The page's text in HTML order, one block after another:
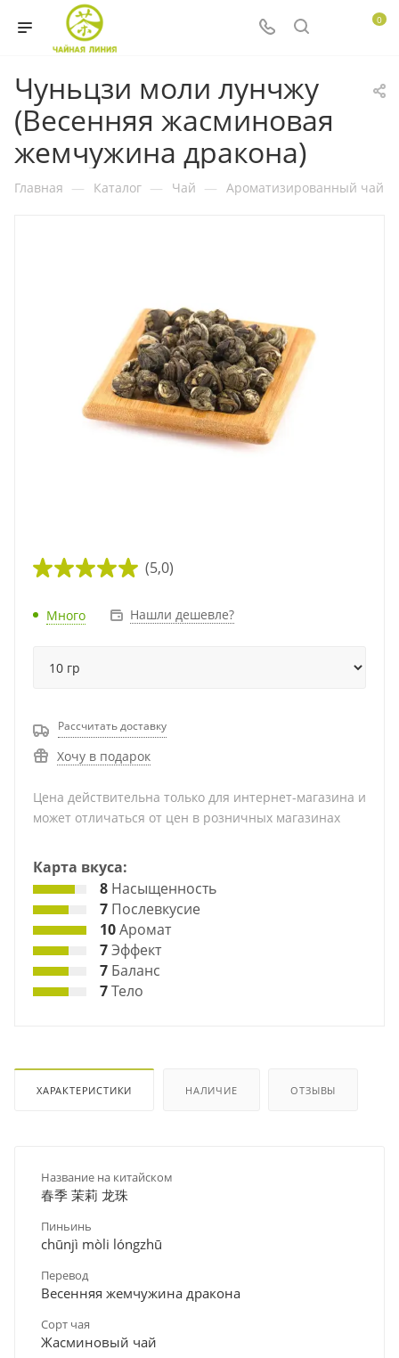
0
Чуньцзи моли лунчжу
(Весенняя жасминовая
жемчужина дракона)
Главная — Каталог — Чай — Ароматизированный чай
(5,0)
Много Нашли дешевле?
Рассчитать доставку
Хочу в подарок
Цена действительна только для интернет-магазина и
может отличаться от цен в розничных магазинах
Карта вкуса:
8 Насыщенность
7 Послевкусие
10Аромат
7Эффект
7 Баланс
7Тело
ХАРАКТЕРИСТИКИ НАЛИЧИЕ ОТЗЫВЫ
Название на китайском
春季 茉莉 龙珠
Пиньинь
chūnjì mòli lóngzhū
Перевод
Весенняя жемчужина дракона
Сорт чая
Жасминовый чай